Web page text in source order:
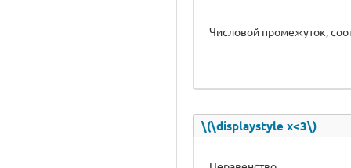
Числовой промежуток,
\(\displaystyle x<3\)